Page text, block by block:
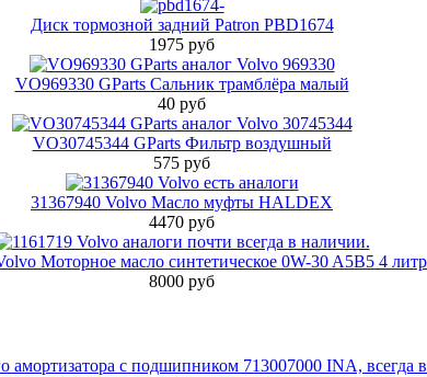
Диск тормозной задний Patron PBD1674
1975 руб
VO969330 GParts Сальник трамблёра малый
40 руб
VO30745344 GParts Фильтр воздушный
575 руб
31367940 Volvo Масло муфты HALDEX
4470 руб
Моторное масло синтетическое 0W-30 A5B5 4
8000 руб